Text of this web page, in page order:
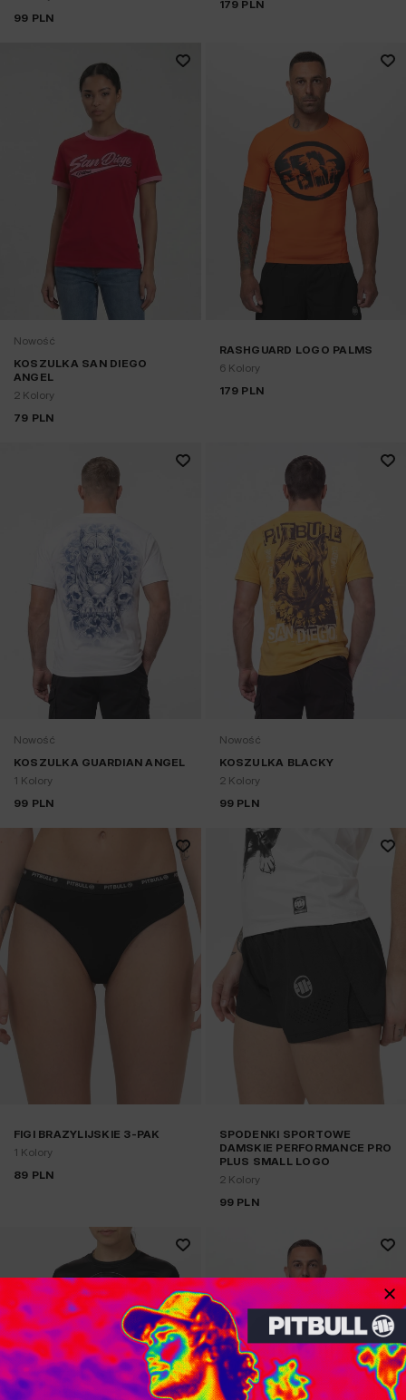
99 PLN
179 PLN
Nowość
KOSZULKA SAN DIEGO
ANGEL
2 Kolory
79 PLN
RASHGUARD LOGO PALMS
6 Kolory
179 PLN
Nowość
KOSZULKA GUARDIAN ANGEL
1 Kolory
99 PLN
Nowość
KOSZULKA BLACKY
2 Kolory
99 PLN
FIGI BRAZYLIJSKIE 3-PAK
1 Kolory
89 PLN
SPODENKI SPORTOWE
DAMSKIE PERFORMANCE PRO
PLUS SMALL LOGO
2 Kolory
99 PLN
Dedicated store available